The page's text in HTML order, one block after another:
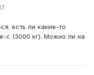
есть ли какие-то
c (3000 кг). Можно ли на